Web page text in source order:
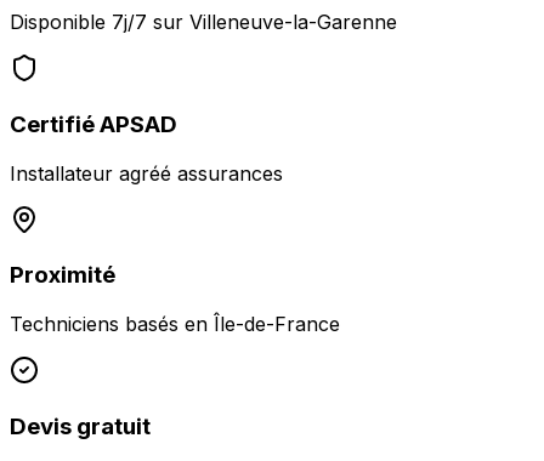
Disponible 7j/7 sur Villeneuve-la-Garenne
Certifié APSAD
Installateur agréé assurances
Proximité
Techniciens basés en Île-de-France
Devis gratuit